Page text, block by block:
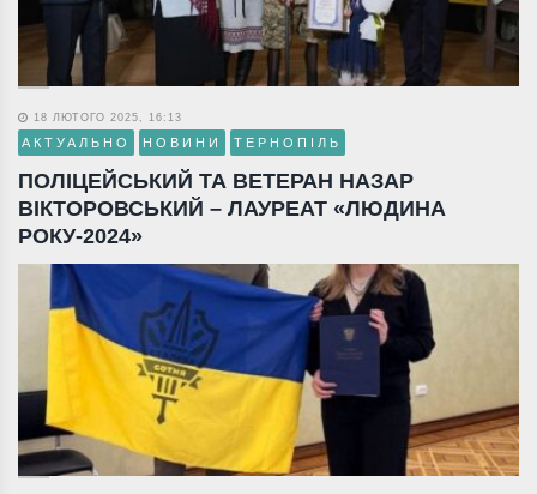
18 ЛЮТОГО 2025, 16:13
АКТУАЛЬНО НОВИНИ ТЕРНОПІЛЬ
ПОЛІЦЕЙСЬКИЙ ТА ВЕТЕРАН НАЗАР
ВІКТОРОВСЬКИЙ – ЛАУРЕАТ «ЛЮДИНА
РОКУ-2024»